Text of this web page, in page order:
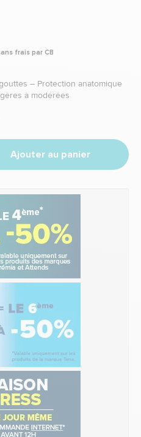
frais par CB
– Protection anatomique
à modérées
Ajouter au panier